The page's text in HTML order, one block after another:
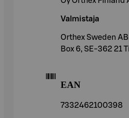
Valmistaja
Orthex Sweden AB
Box 6, SE-362 21
EAN
7332462100398